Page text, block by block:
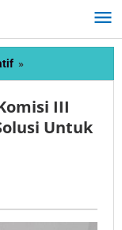
»
Kenaikan
Ketua
Komisi
Cari
III
Untuk